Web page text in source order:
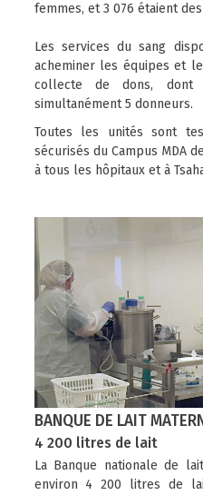
femmes, et 3 076 étaient
Les services du sang
acheminer les équipes et
collecte de dons,
simultanément 5 donneurs.
Toutes les unités sont
sécurisés du Campus MDA
à tous les hôpitaux et à
BANQUE DE LAIT
4 200 litres de lait
La Banque nationale de
environ 4 200 litres de